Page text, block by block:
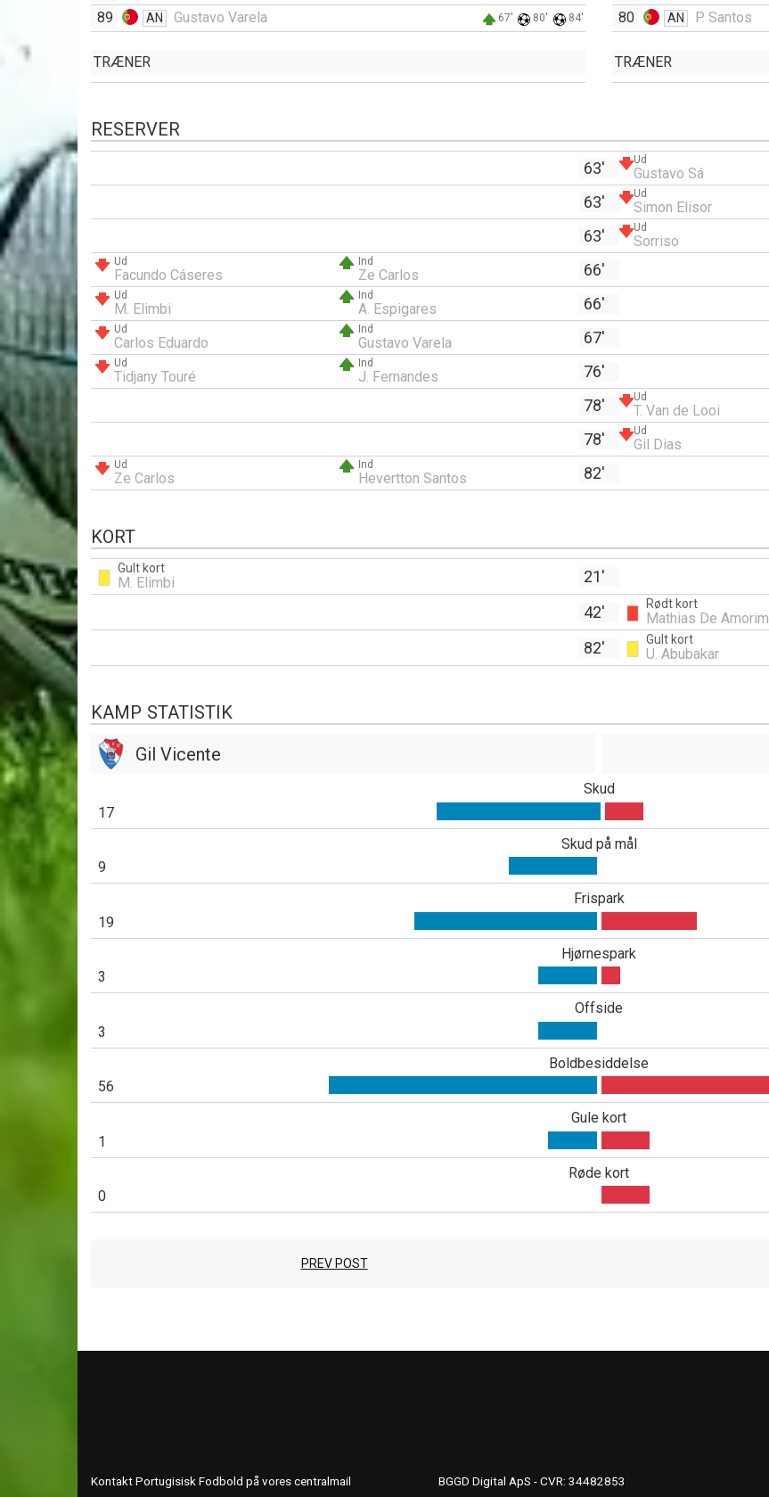
89 AN Gustavo Varela 67' 80' 84'
TRÆNER
80 AN P. Santos
TRÆNER
RESERVER
63' Ud
Gustavo Sá
63' Ud
Simon Elisor
63' Ud
Sorriso
Ud
Facundo Cáseres
Ind
Ze Carlos 66'
Ud
M. Elimbi
Ind
A. Espigares 66'
Ud
Carlos Eduardo
Ind
Gustavo Varela 67'
Ud
Tidjany Touré
Ind
J. Fernandes
76'
78'
Ud
T. Van de Looi
78' Ud
Gil Dias
Ud
Ze Carlos
Ind
Hevertton Santos 82'
KORT
Gult kort
M. Elimbi
21'
42'
Rødt kort
Mathias De Amorim
82' Gult kort
U. Abubakar
KAMP STATISTIK
Gil Vicente
Skud
17
Skud på mål
9
Frispark
19
Hjørnespark
3
Offside
3
Boldbesiddelse
56
Gule kort
1
Røde kort
0
PREV POST
Kontakt Portugisisk Fodbold på vores centralmail
BGGD Digital ApS - CVR: 34482853